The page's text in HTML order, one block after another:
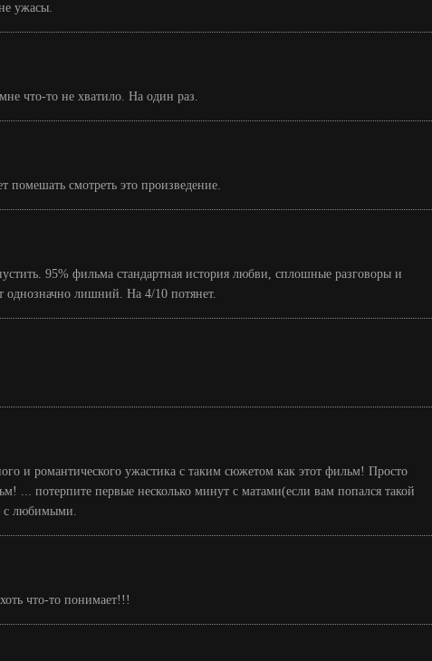
ужасы.
что-то не хватило. На один раз.
помешать смотреть это произведение.
95% фильма стандартная история любви, сплошные разговоры и
однозначно лишний. На 4/10 потянет.
и романтического ужастика с таким сюжетом как этот фильм! Просто
... потерпите первые несколько минут с матами(если вам попался такой
с любимыми.
что-то понимает!!!